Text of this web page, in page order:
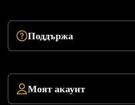
Поддържа
Моят акаунт